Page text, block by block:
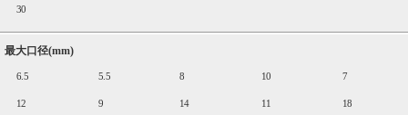
30
最大口径(mm)
6.5 5.5 8 10 7
12 9 14 11 18